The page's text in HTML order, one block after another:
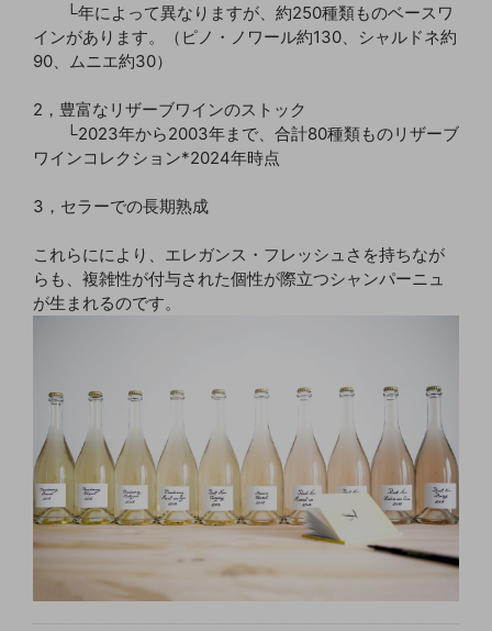
└年によって異なりますが、約250種類ものベースワ
インがあります。（ピノ・ノワール約130、シャルドネ約
90、ムニエ約30）
2，豊富なリザーブワインのストック
└2023年から2003年まで、合計80種類ものリザーブ
ワインコレクション*2024年時点
3，セラーでの長期熟成
これらににより、エレガンス・フレッシュさを持ちなが
らも、複雑性が付与された個性が際立つシャンパーニュ
が生まれるのです。